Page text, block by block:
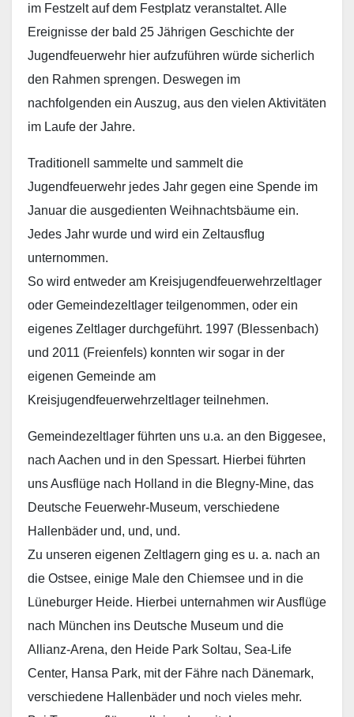
im Festzelt auf dem Festplatz veranstaltet. Alle
Ereignisse der bald 25 Jährigen Geschichte der
Jugendfeuerwehr hier aufzuführen würde sicherlich
den Rahmen sprengen. Deswegen im
nachfolgenden ein Auszug, aus den vielen Aktivitäten
im Laufe der Jahre.
Traditionell sammelte und sammelt die
Jugendfeuerwehr jedes Jahr gegen eine Spende im
Januar die ausgedienten Weihnachtsbäume ein.
Jedes Jahr wurde und wird ein Zeltausflug
unternommen.
So wird entweder am Kreisjugendfeuerwehrzeltlager
oder Gemeindezeltlager teilgenommen, oder ein
eigenes Zeltlager durchgeführt. 1997 (Blessenbach)
und 2011 (Freienfels) konnten wir sogar in der
eigenen Gemeinde am
Kreisjugendfeuerwehrzeltlager teilnehmen.
Gemeindezeltlager führten uns u.a. an den Biggesee,
nach Aachen und in den Spessart. Hierbei führten
uns Ausflüge nach Holland in die Blegny-Mine, das
Deutsche Feuerwehr-Museum, verschiedene
Hallenbäder und, und, und.
Zu unseren eigenen Zeltlagern ging es u. a. nach an
die Ostsee, einige Male den Chiemsee und in die
Lüneburger Heide. Hierbei unternahmen wir Ausflüge
nach München ins Deutsche Museum und die
Allianz-Arena, den Heide Park Soltau, Sea-Life
Center, Hansa Park, mit der Fähre nach Dänemark,
verschiedene Hallenbäder und noch vieles mehr.